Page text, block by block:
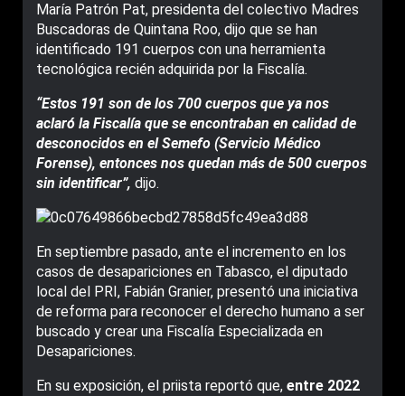
María Patrón Pat, presidenta del colectivo Madres
Buscadoras de Quintana Roo, dijo que se han
identificado 191 cuerpos con una herramienta
tecnológica recién adquirida por la Fiscalía.
“Estos 191 son de los 700 cuerpos que ya nos
aclaró la Fiscalía que se encontraban en calidad de
desconocidos en el Semefo (Servicio Médico
Forense), entonces nos quedan más de 500 cuerpos
sin identificar”, dijo.
En septiembre pasado, ante el incremento en los
casos de desapariciones en Tabasco, el diputado
local del PRI, Fabián Granier, presentó una iniciativa
de reforma para reconocer el derecho humano a ser
buscado y crear una Fiscalía Especializada en
Desapariciones.
En su exposición, el priista reportó que, entre 2022